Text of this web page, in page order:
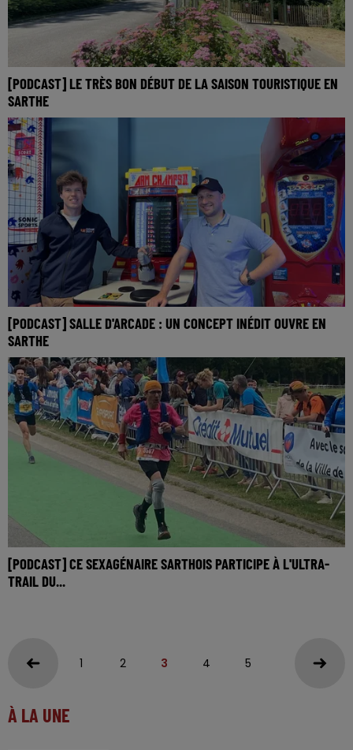
[PODCAST] LE TRÈS BON DÉBUT DE LA SAISON TOURISTIQUE EN
SARTHE
[PODCAST] SALLE D'ARCADE : UN CONCEPT INÉDIT OUVRE EN
SARTHE
[PODCAST] CE SEXAGÉNAIRE SARTHOIS PARTICIPE À L'ULTRA-
TRAIL DU...
1 2 3 4 5
À LA UNE